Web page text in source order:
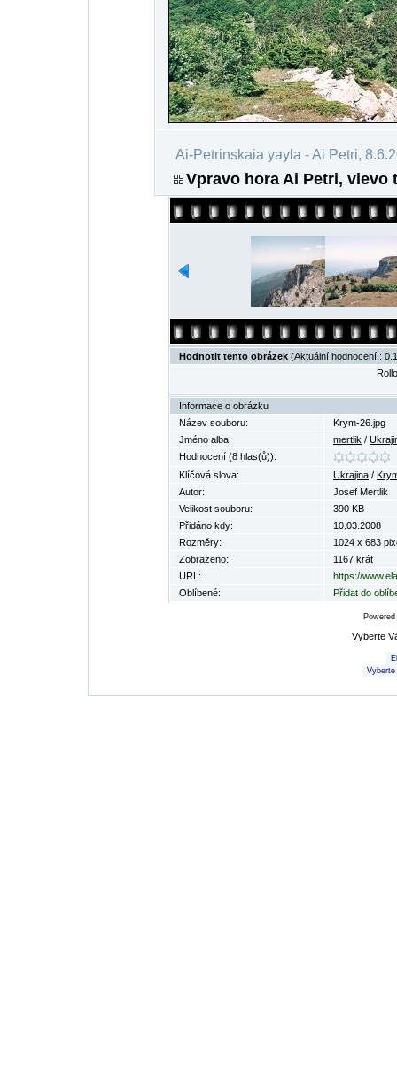
Ai-Petrinskaia yayla - Ai Petri,
Vpravo hora Ai Petri,
Hodnotit tento obrázek (Aktuální hodnocení :
Informace o obrázku
Název souboru:
Krym-26.jpg
Jméno alba:
mertlik /
Hodnocení (8 hlas(ů)):
Klíčová slova:
Ukrajina /
Autor:
Josef Mertlik
Velikost souboru:
390 KB
Přidáno kdy:
10.03.2008
Rozměry:
1024 x 683
Zobrazeno:
1167 krát
URL:
https://
Oblíbené:
Přidat do
Vyberte